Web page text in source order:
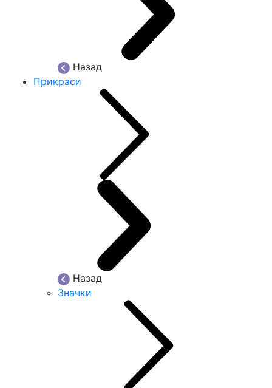
Назад
Прикраси
Назад
Значки